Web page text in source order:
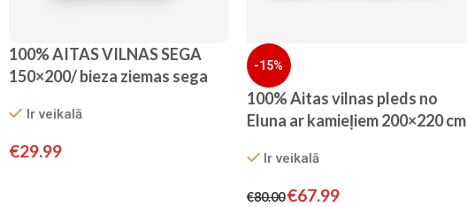
100% AITAS VILNAS SEGA
150×200/ bieza ziemas sega
Ir veikalā
€29.99
-15%
100% Aitas vilnas pleds no
Eluna ar kamieļiem 200×220 cm
Ir veikalā
€80.00€67.99